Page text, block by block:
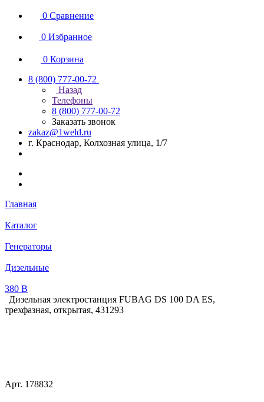
0 Сравнение
0 Избранное
0 Корзина
8 (800) 777-00-72
Назад
Телефоны
8 (800) 777-00-72
Заказать звонок
zakaz@1weld.ru
г. Краснодар, Колхозная улица, 1/7
Главная
Каталог
Генераторы
Дизельные
380 В
Дизельная электростанция FUBAG DS 100 DA ES,
трехфазная, открытая, 431293
Арт. 178832